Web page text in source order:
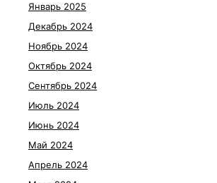
Январь 2025
Декабрь 2024
Ноябрь 2024
Октябрь 2024
Сентябрь 2024
Июль 2024
Июнь 2024
Май 2024
Апрель 2024